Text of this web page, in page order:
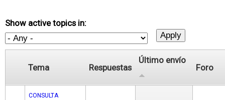
Show active topics in:
Tema Respuestas
Último envío
Foro
CONSULTA